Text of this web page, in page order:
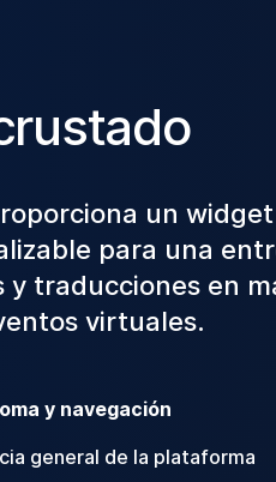
un
para una
traducciones en
virtuales.
y navegación
general de la plataforma